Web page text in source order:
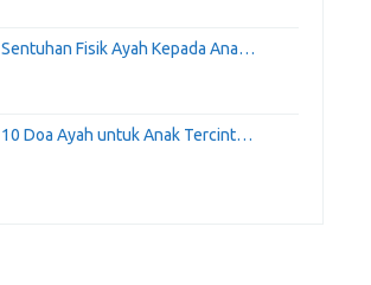
Sentuhan Fisik Ayah Kepada Ana…
10 Doa Ayah untuk Anak Tercint…